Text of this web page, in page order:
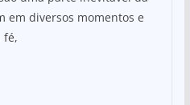
em diversos momentos e
fé,